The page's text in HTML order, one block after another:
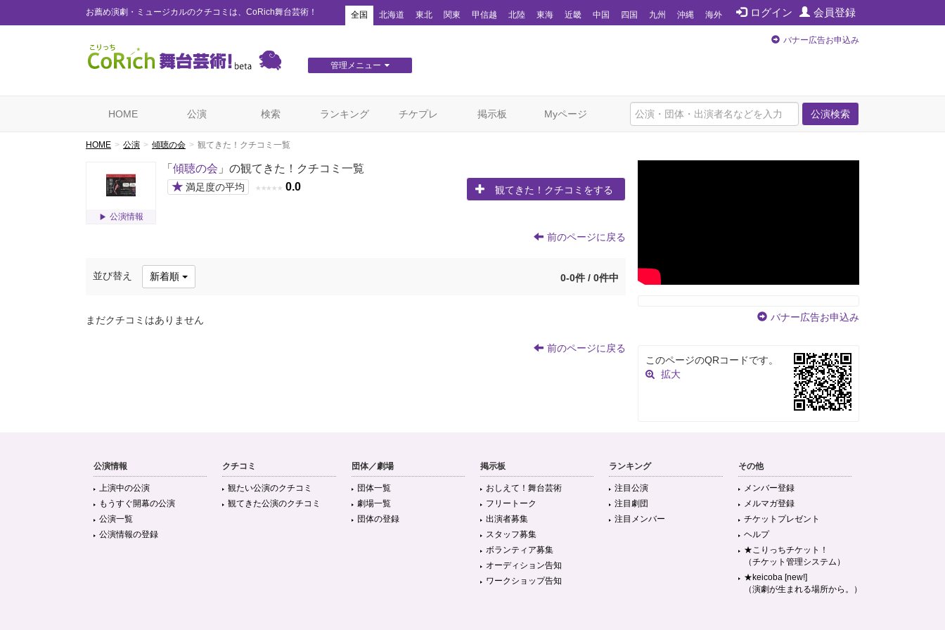
お薦め演劇・ミュージカルのクチコミは、CoRich舞台芸術！ ログイン 会員登録
全国 北海道 東北 関東 甲信越 北陸 東海 近畿 中国 四国 九州 沖縄 海外
管理メニュー
バナー広告お申込み
公演検索
HOME 公演 検索 ランキング チケプレ 掲示板 Myページ
HOME 公演 傾聴の会 観てきた！クチコミ一覧
公演情報
「 傾聴の会 」の観てきた！クチコミ一覧
★ 満足度の平均 ★ ★ ★ ★ ★ 0.0 観てきた！クチコミをする
前のページに戻る
並び替え 新着順 0-0件 / 0件中
まだクチコミはありません
前のページに戻る
バナー広告お申込み
このページのQRコードです。
拡大
公演情報
上演中の公演
もうすぐ開幕の公演
公演一覧
公演情報の登録
クチコミ
観たい公演のクチコミ
観てきた公演のクチコミ
団体／劇場
団体一覧
劇場一覧
団体の登録
掲示板
おしえて！舞台芸術
フリートーク
出演者募集
スタッフ募集
ボランティア募集
オーディション告知
ワークショップ告知
ランキング
注目公演
注目劇団
注目メンバー
その他
メンバー登録
メルマガ登録
チケットプレゼント
ヘルプ
★こりっちチケット！
（チケット管理システム）
★keicoba [new!]
（演劇が生まれる場所から。）